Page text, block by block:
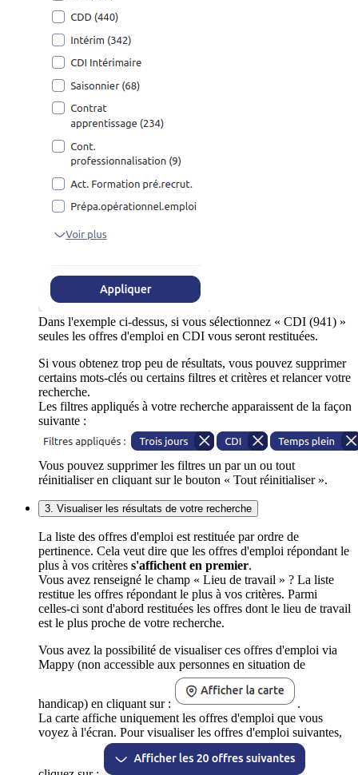
Dans l'exemple ci-dessus, si vous sélectionnez « CDI (941) »
seules les offres d'emploi en CDI vous seront restituées.
Si vous obtenez trop peu de résultats, vous pouvez supprimer
certains mots-clés ou certains filtres et critères et relancer votre
recherche.
Les filtres appliqués à votre recherche apparaissent de la façon
suivante :
Vous pouvez supprimer les filtres un par un ou tout
réinitialiser en cliquant sur le bouton « Tout réinitialiser ».
3. Visualiser les résultats de votre recherche
La liste des offres d'emploi est restituée par ordre de
pertinence. Cela veut dire que les offres d'emploi répondant le
plus à vos critères s'affichent en premier.
Vous avez renseigné le champ « Lieu de travail » ? La liste
restitue les offres répondant le plus à vos critères. Parmi
celles-ci sont d'abord restituées les offres dont le lieu de travail
est le plus proche de votre recherche.
Vous avez la possibilité de visualiser ces offres d'emploi via
Mappy (non accessible aux personnes en situation de
handicap) en cliquant sur :
.
La carte affiche uniquement les offres d'emploi que vous
voyez à l'écran. Pour visualiser les offres d'emploi suivantes,